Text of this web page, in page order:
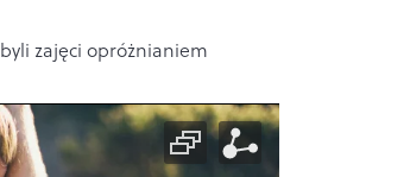
zajęci opróżnianiem